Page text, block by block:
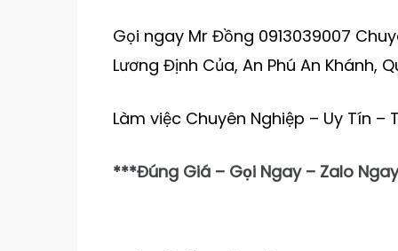
Gọi ngay Mr Đồng 0913039007
Lương Định Của, An Phú An Khánh,
Làm việc Chuyên Nghiệp – Uy Tín –
***Đúng Giá – Gọi Ngay – Zalo